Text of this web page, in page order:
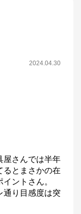
2024.04.30
屋さんでは半年
るとまさかの在
ントさん。
通り目感度は突